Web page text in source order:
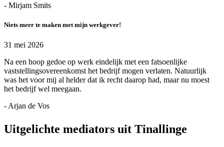
- Mirjam Smits
Niets meer te maken met mijn werkgever!
31 mei 2026
Na een hoop gedoe op werk eindelijk met een fatsoenlijke
vaststellingsovereenkomst het bedrijf mogen verlaten. Natuurlijk
was het voor mij al helder dat ik recht daarop had, maar nu moest
het bedrijf wel meegaan.
- Arjan de Vos
Uitgelichte mediators uit Tinallinge